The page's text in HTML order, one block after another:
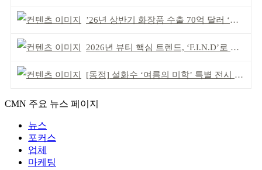
’26년 상반기 화장품 수출 70억 달러 ‘역대 최고’
2026년 뷰티 핵심 트렌드, ‘F.I.N.D’로 읽는다
[동정] 설화수 ‘여름의 미학’ 특별 전시 개최
CMN 주요 뉴스 페이지
뉴스
포커스
업체
마케팅